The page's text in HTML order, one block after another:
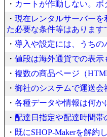
・ カートが作動しない。
・ 現在レンタルサーバー
た必要な条件等はあります
・ 導入や設定には、うち
・ 値段は海外通貨での表示
・ 複数の商品ページ（
・ 御社のシステムで運送
・ 各種データや情報は何か
・ 配達日指定や配達時間帯
・ 既にSHOP-Makerを解約